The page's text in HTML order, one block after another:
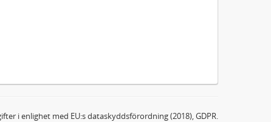
i enlighet med EU:s dataskyddsförordning (2018), GDPR.